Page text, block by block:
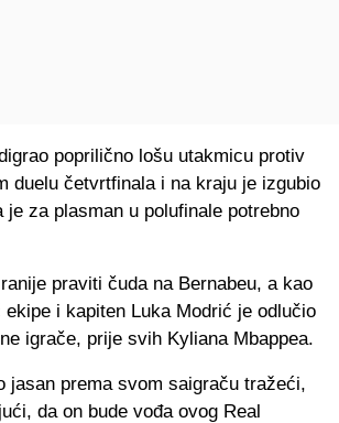
poprilično lošu utakmicu protiv
duelu četvrtfinala i na kraju je izgubio
je za plasman u polufinale potrebno
praviti čuda na Bernabeu, a kao
i kapiten Luka Modrić je odlučio
igrače, prije svih Kyliana Mbappea.
jasan prema svom saigraču tražeći,
da on bude vođa ovog Real